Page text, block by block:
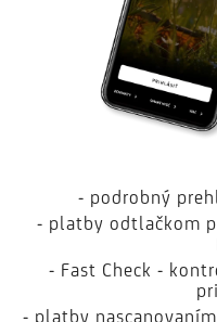
- podrobný
- platby odtlačkom
- Fast Check -
- platby